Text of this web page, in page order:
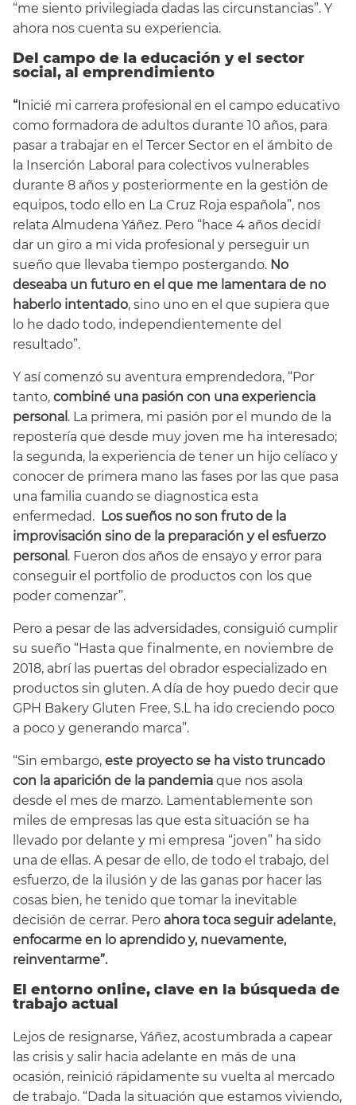
“me siento privilegiada dadas las circunstancias”. Y
ahora nos cuenta su experiencia.
Del campo de la educación y el sector
social, al emprendimiento
“ Inicié mi carrera profesional en el campo educativo
como formadora de adultos durante 10 años, para
pasar a trabajar en el Tercer Sector en el ámbito de
la Inserción Laboral para colectivos vulnerables
durante 8 años y posteriormente en la gestión de
equipos, todo ello en La Cruz Roja española”, nos
relata Almudena Yáñez. Pero “hace 4 años decidí
dar un giro a mi vida profesional y perseguir un
sueño que llevaba tiempo postergando. No
deseaba un futuro en el que me lamentara de no
haberlo intentado, sino uno en el que supiera que
lo he dado todo, independientemente del
resultado”.
Y así comenzó su aventura emprendedora, “Por
tanto, combiné una pasión con una experiencia
personal . La primera, mi pasión por el mundo de la
repostería que desde muy joven me ha interesado;
la segunda, la experiencia de tener un hijo celíaco y
conocer de primera mano las fases por las que pasa
una familia cuando se diagnostica esta
enfermedad. Los sueños no son fruto de la
improvisación sino de la preparación y el esfuerzo
personal . Fueron dos años de ensayo y error para
conseguir el portfolio de productos con los que
poder comenzar”.
Pero a pesar de las adversidades, consiguió cumplir
su sueño “Hasta que finalmente, en noviembre de
2018, abrí las puertas del obrador especializado en
productos sin gluten. A día de hoy puedo decir que
GPH Bakery Gluten Free, S.L ha ido creciendo poco
a poco y generando marca”.
“Sin embargo, este proyecto se ha visto truncado
con la aparición de la pandemia que nos asola
desde el mes de marzo. Lamentablemente son
miles de empresas las que esta situación se ha
llevado por delante y mi empresa “joven” ha sido
una de ellas. A pesar de ello, de todo el trabajo, del
esfuerzo, de la ilusión y de las ganas por hacer las
cosas bien, he tenido que tomar la inevitable
decisión de cerrar. Pero ahora toca seguir adelante,
enfocarme en lo aprendido y, nuevamente,
reinventarme”.
El entorno online, clave en la búsqueda de
trabajo actual
Lejos de resignarse, Yáñez, acostumbrada a capear
las crisis y salir hacia adelante en más de una
ocasión, reinició rápidamente su vuelta al mercado
de trabajo. “Dada la situación que estamos viviendo,